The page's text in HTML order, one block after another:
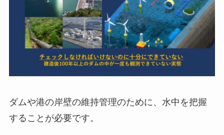
ダムや港の岸壁の維持管理のために、水中を把握
することが必要です。